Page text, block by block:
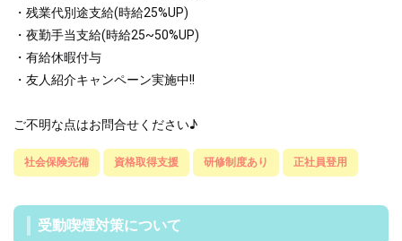
・残業代別途支給(時給25%UP)
・夜勤手当支給(時給25~50%UP)
・有給休暇付与
・友人紹介キャンペーン実施中!!
ご不明な点はお問合せください♪
社会保険完備 資格取得支援 研修制度あり 正社員登用
受動喫煙対策について